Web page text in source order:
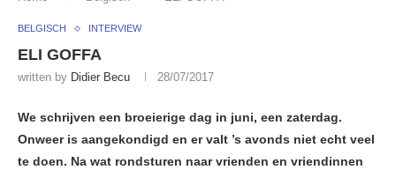
BELGISCH INTERVIEW
ELI GOFFA
written by Didier Becu 28/07/2017
We schrijven een broeierige dag in juni, een zaterdag.
Onweer is aangekondigd en er valt ’s avonds niet echt veel
te doen. Na wat rondsturen naar vrienden en vriendinnen